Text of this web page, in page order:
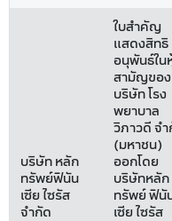
บริษัท หลัก
ทรัพย์ฟินัน
เซีย ไซรัส
จำกัด
ใบสำคัญ
แสดงสิทธิ
อนุพันธ์ใน
สามัญของ
บริษัท โรง
พยาบาล
วิภาวดี จ
(มหาชน)
ออกโดย
บริษัทหลัก
ทรัพย์ ฟินั
เซีย ไซรัส